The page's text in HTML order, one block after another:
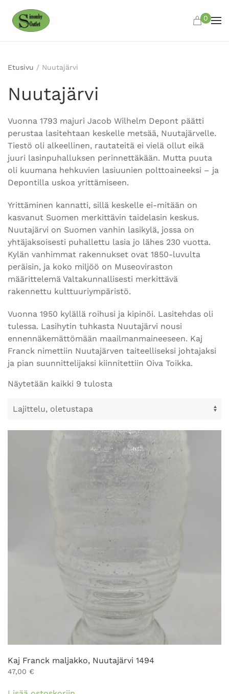
Skip to main content
0
Etusivu / Nuutajärvi
Nuutajärvi
Vuonna 1793 majuri Jacob Wilhelm Depont päätti
perustaa lasitehtaan keskelle metsää, Nuutajärvelle.
Tiestö oli alkeellinen, rautateitä ei vielä ollut eikä
juuri lasinpuhalluksen perinnettäkään. Mutta puuta
oli kuumana hehkuvien lasiuunien polttoaineeksi – ja
Depontilla uskoa yrittämiseen.
Yrittäminen kannatti, sillä keskelle ei-mitään on
kasvanut Suomen merkittävin taidelasin keskus.
Nuutajärvi on Suomen vanhin lasikylä, jossa on
yhtäjaksoisesti puhallettu lasia jo lähes 230 vuotta.
Kylän vanhimmat rakennukset ovat 1850-luvulta
peräisin, ja koko miljöö on Museoviraston
määrittelemä Valtakunnallisesti merkittävä
rakennettu kulttuuriympäristö.
Vuonna 1950 kylällä roihusi ja kipinöi. Lasitehdas oli
tulessa. Lasihytin tuhkasta Nuutajärvi nousi
ennennäkemättömään maailmanmaineeseen. Kaj
Franck nimettiin Nuutajärven taiteelliseksi johtajaksi
ja pian suunnittelijaksi kiinnitettiin Oiva Toikka.
Näytetään kaikki 9 tulosta
Kaj Franck maljakko, Nuutajärvi 1494
47,00 €